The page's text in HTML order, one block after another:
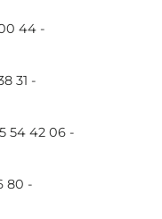
44 -
31 -
54 42 06 -
80 -